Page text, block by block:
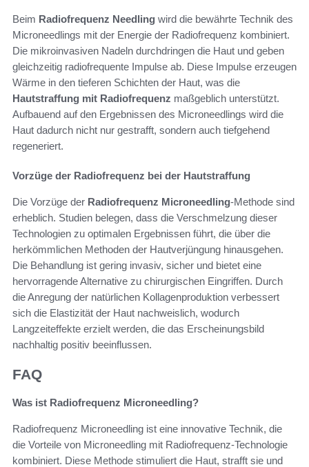
Beim Radiofrequenz Needling wird die bewährte Technik des
Microneedlings mit der Energie der Radiofrequenz kombiniert.
Die mikroinvasiven Nadeln durchdringen die Haut und geben
gleichzeitig radiofrequente Impulse ab. Diese Impulse erzeugen
Wärme in den tieferen Schichten der Haut, was die
Hautstraffung mit Radiofrequenz maßgeblich unterstützt.
Aufbauend auf den Ergebnissen des Microneedlings wird die
Haut dadurch nicht nur gestrafft, sondern auch tiefgehend
regeneriert.
Vorzüge der Radiofrequenz bei der Hautstraffung
Die Vorzüge der Radiofrequenz Microneedling-Methode sind
erheblich. Studien belegen, dass die Verschmelzung dieser
Technologien zu optimalen Ergebnissen führt, die über die
herkömmlichen Methoden der Hautverjüngung hinausgehen.
Die Behandlung ist gering invasiv, sicher und bietet eine
hervorragende Alternative zu chirurgischen Eingriffen. Durch
die Anregung der natürlichen Kollagenproduktion verbessert
sich die Elastizität der Haut nachweislich, wodurch
Langzeiteffekte erzielt werden, die das Erscheinungsbild
nachhaltig positiv beeinflussen.
FAQ
Was ist Radiofrequenz Microneedling?
Radiofrequenz Microneedling ist eine innovative Technik, die
die Vorteile von Microneedling mit Radiofrequenz-Technologie
kombiniert. Diese Methode stimuliert die Haut, strafft sie und